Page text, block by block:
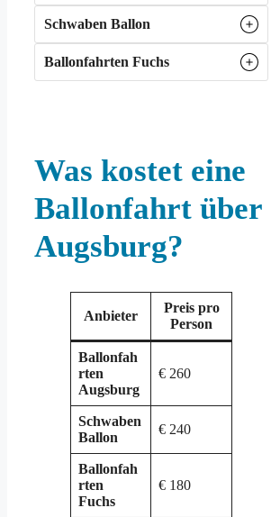
Schwaben Ballon
Ballonfahrten Fuchs
Was kostet eine
Ballonfahrt über
Augsburg?
Anbieter
Preis pro
Person
Ballonfah
rten
Augsburg
€ 260
Schwaben
Ballon
€ 240
Ballonfah
rten
Fuchs
€ 180